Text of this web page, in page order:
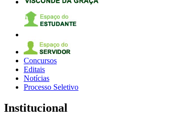
Concursos
Editais
Notícias
Processo Seletivo
Institucional